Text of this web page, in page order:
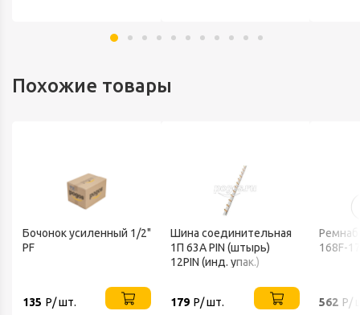
Похожие товары
Бочонок усиленный 1/2"
PF
135 Р/ шт.
Шина соединительная
1П 63А PIN (штырь)
12PIN (инд. упак.)
179 Р/ шт.
168F-
562 Р/